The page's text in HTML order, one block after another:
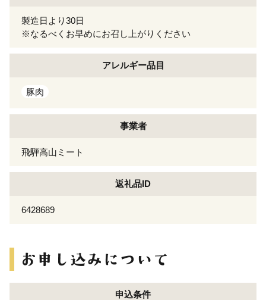
製造日より30日
※なるべくお早めにお召し上がりください
アレルギー品目
豚肉
事業者
飛騨高山ミート
返礼品ID
6428689
申込条件